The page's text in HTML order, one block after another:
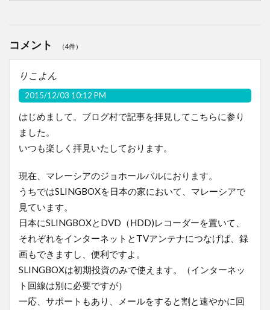
コメント （4件）
りこよん
2015/12/03 10:12 PM
はじめまして。ブログ村で記事を拝見してこちらに参り
ました。
いつも楽しく拝見いたしております。
現在、マレーシアのジョホールバルにおります。
うちではSLINGBOXを日本の家において、マレーシアで
見ています。
日本にSLINGBOXとDVD（HDD)レコーダーを置いて、
それぞれをインターネットとTVアンテナにつなげば、録
画もできますし、便利ですよ。
SLINGBOXは初期投資のみで使えます。（インターネッ
ト回線は別に必要ですが）
一応、サポートもあり、メールをすると割と速やかに回